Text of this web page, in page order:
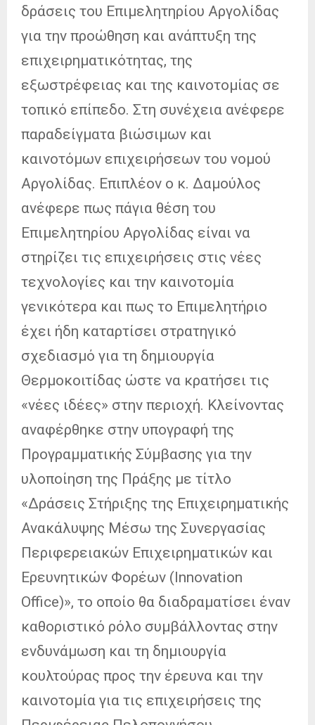
δράσεις του Επιμελητηρίου Αργολίδας
για την προώθηση και ανάπτυξη της
επιχειρηματικότητας, της
εξωστρέφειας και της καινοτομίας σε
τοπικό επίπεδο. Στη συνέχεια ανέφερε
παραδείγματα βιώσιμων και
καινοτόμων επιχειρήσεων του νομού
Αργολίδας. Επιπλέον ο κ. Δαμούλος
ανέφερε πως πάγια θέση του
Επιμελητηρίου Αργολίδας είναι να
στηρίζει τις επιχειρήσεις στις νέες
τεχνολογίες και την καινοτομία
γενικότερα και πως το Επιμελητήριο
έχει ήδη καταρτίσει στρατηγικό
σχεδιασμό για τη δημιουργία
Θερμοκοιτίδας ώστε να κρατήσει τις
«νέες ιδέες» στην περιοχή. Κλείνοντας
αναφέρθηκε στην υπογραφή της
Προγραμματικής Σύμβασης για την
υλοποίηση της Πράξης με τίτλο
«Δράσεις Στήριξης της Επιχειρηματικής
Ανακάλυψης Μέσω της Συνεργασίας
Περιφερειακών Επιχειρηματικών και
Ερευνητικών Φορέων (Innovation
Office)», το οποίο θα διαδραματίσει έναν
καθοριστικό ρόλο συμβάλλοντας στην
ενδυνάμωση και τη δημιουργία
κουλτούρας προς την έρευνα και την
καινοτομία για τις επιχειρήσεις της